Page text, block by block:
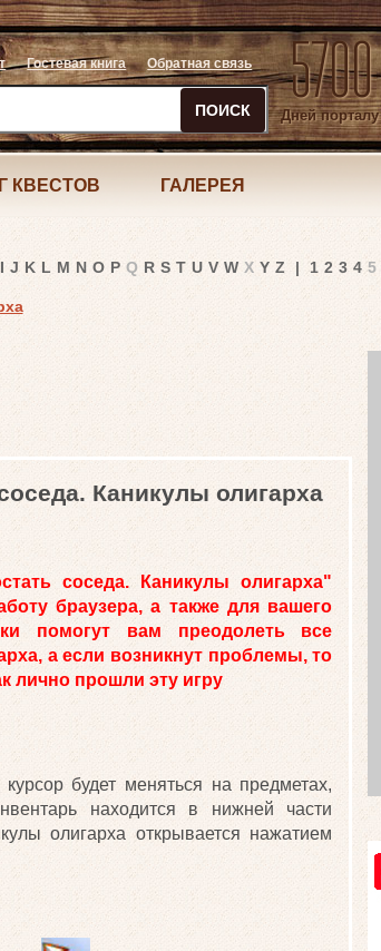
Гостевая книга Обратная связь
ПОИСК 5700
Дней порталу
КВЕСТОВ ГАЛЕРЕЯ
I J K L M N O P Q R S T U V W X Y Z | 1 2 3 4 5
Каникулы олигарха
соседа. Каникулы олигарха"
браузера, а также для вашего
помогут вам преодолеть все
а если возникнут проблемы, то
лично прошли эту игру
будет меняться на предметах,
находится в нижней части
олигарха открывается нажатием